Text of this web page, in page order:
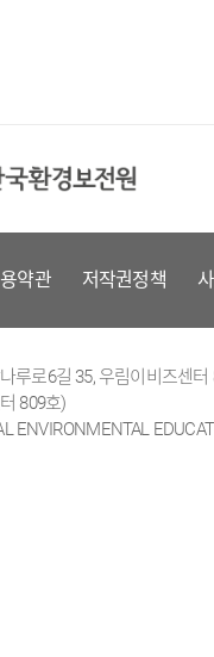
약관 저작권정책
루로6길 35, 우림이비즈센
809호)
ENVIRONMENTAL